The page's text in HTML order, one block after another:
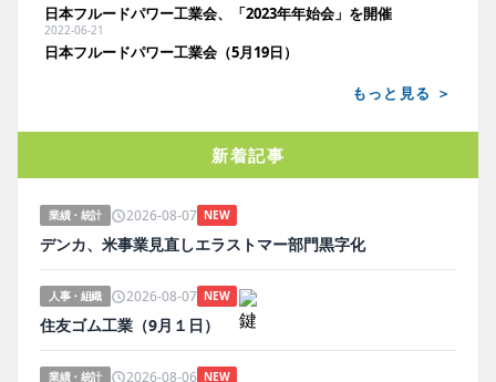
日本フルードパワー工業会、「2023年年始会」を開催
2022-06-21
日本フルードパワー工業会（5月19日）
もっと見る ＞
新着記事
業績・統計 2026-08-07 NEW
デンカ、米事業見直しエラストマー部門黒字化
人事・組織 2026-08-07 NEW
住友ゴム工業（9月１日）
業績・統計 2026-08-06 NEW